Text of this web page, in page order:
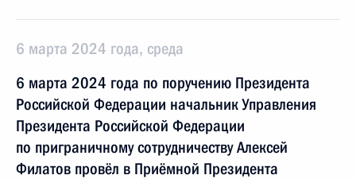
6 марта 2024 года, среда
6 марта 2024 года по поручению Президента
Российской Федерации начальник Управления
Президента Российской Федерации
по приграничному сотрудничеству Алексей
Филатов провёл в Приёмной Президента